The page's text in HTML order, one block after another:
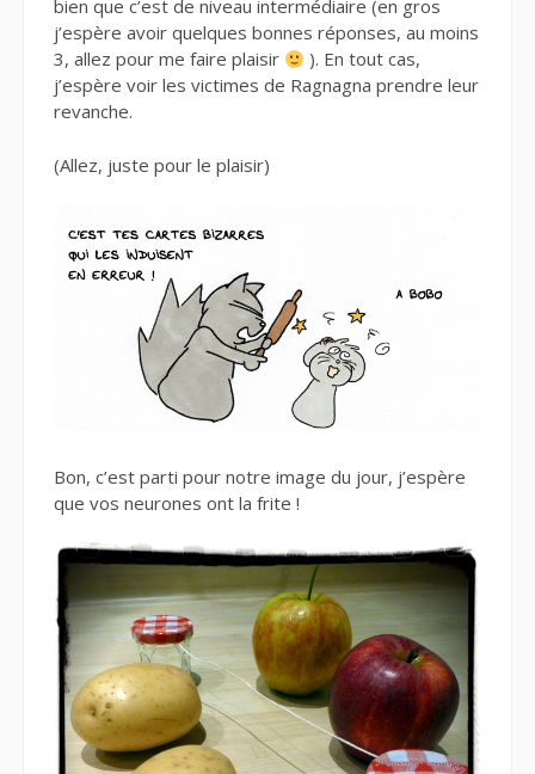
bien que c’est de niveau intermédiaire (en gros
j’espère avoir quelques bonnes réponses, au moins
3, allez pour me faire plaisir
). En tout cas,
j’espère voir les victimes de Ragnagna prendre leur
revanche.
(Allez, juste pour le plaisir)
Bon, c’est parti pour notre image du jour, j’espère
que vos neurones ont la frite !